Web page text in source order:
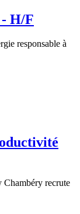
- H/F
responsable à
Chambéry recrute